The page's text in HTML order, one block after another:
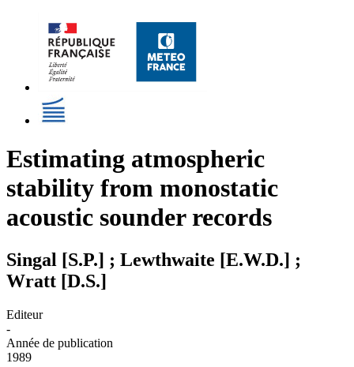
Estimating atmospheric
stability from monostatic
acoustic sounder records
Singal [S.P.] ; Lewthwaite [E.W.D.] ;
Wratt [D.S.]
Editeur
-
Année de publication
1989